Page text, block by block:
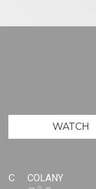
WATCH
C COLANY